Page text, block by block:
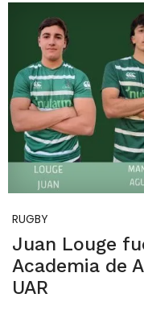
RUGBY
Juan Louge
Academia de
UAR